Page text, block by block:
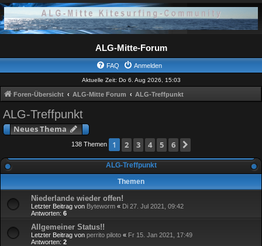
ALG-Mitte-Forum
FAQ Anmelden
Aktuelle Zeit: Do 6. Aug 2026, 15:03
Foren-Übersicht ALG-Mitte Forum ALG-Treffpunkt
ALG-Treffpunkt
Neues Thema
138 Themen 1 2 3 4 5 6
ALG-Treffpunkt
Themen
Niederlande wieder offen!
Letzter Beitrag von Byteworm « Di 27. Jul 2021, 09:42
Antworten: 6
Allgemeiner Status!!
Letzter Beitrag von perrito piloto « Fr 15. Jan 2021, 17:49
Antworten: 2